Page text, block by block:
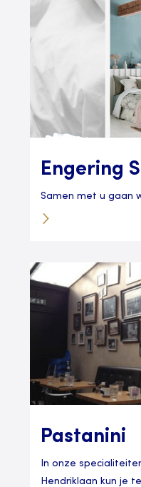
Engering
Samen met u gaan
Pastanini
In onze
Hendriklaan kun je